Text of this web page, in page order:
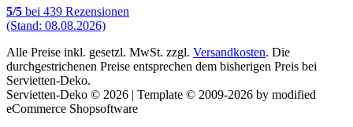
5/5 bei 439 Rezensionen
(Stand: 08.08.2026)
Alle Preise inkl. gesetzl. MwSt. zzgl. Versandkosten. Die
durchgestrichenen Preise entsprechen dem bisherigen Preis bei
Servietten-Deko.
Servietten-Deko © 2026 | Template © 2009-2026 by modified
eCommerce Shopsoftware